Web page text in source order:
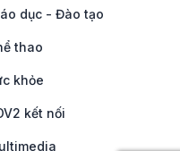
dục - Đào tạo
thao
khỏe
kết nối